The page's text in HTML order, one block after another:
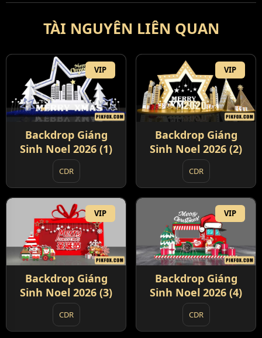
TÀI NGUYÊN LIÊN QUAN
VIP
Backdrop Giáng
Sinh Noel 2026 (1)
CDR
VIP
Backdrop Giáng
Sinh Noel 2026 (2)
CDR
VIP
Backdrop Giáng
Sinh Noel 2026 (3)
CDR
VIP
Backdrop Giáng
Sinh Noel 2026 (4)
CDR